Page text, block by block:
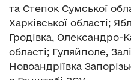
та Степок Сумської
Харківської області;
Гродівка, Олександро-
області; Гуляйполе,
Новоандріївка